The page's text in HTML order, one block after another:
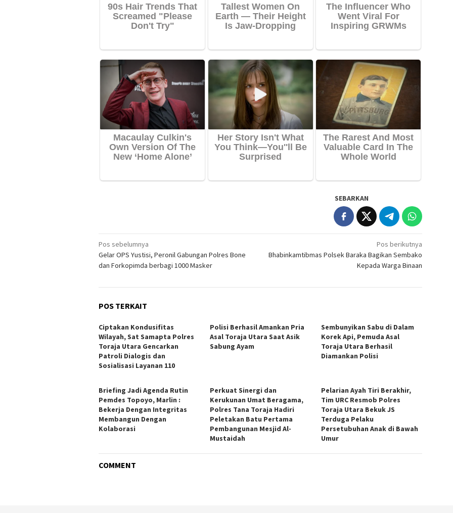
SEBARKAN
Navigasi
pos
Pos sebelumnya
Gelar OPS Yustisi, Peronil Gabungan Polres Bone
dan Forkopimda berbagi 1000 Masker
Pos berikutnya
Bhabinkamtibmas Polsek Baraka Bagikan Sembako
Kepada Warga Binaan
POS TERKAIT
Ciptakan Kondusifitas
Wilayah, Sat Samapta Polres
Toraja Utara Gencarkan
Patroli Dialogis dan
Sosialisasi Layanan 110
Polisi Berhasil Amankan Pria
Asal Toraja Utara Saat Asik
Sabung Ayam
Sembunyikan Sabu di Dalam
Korek Api, Pemuda Asal
Toraja Utara Berhasil
Diamankan Polisi
Briefing Jadi Agenda Rutin
Pemdes Topoyo, Marlin :
Bekerja Dengan Integritas
Membangun Dengan
Kolaborasi
Perkuat Sinergi dan
Kerukunan Umat Beragama,
Polres Tana Toraja Hadiri
Peletakan Batu Pertama
Pembangunan Mesjid Al-
Mustaidah
Pelarian Ayah Tiri Berakhir,
Tim URC Resmob Polres
Toraja Utara Bekuk JS
Terduga Pelaku
Persetubuhan Anak di Bawah
Umur
COMMENT